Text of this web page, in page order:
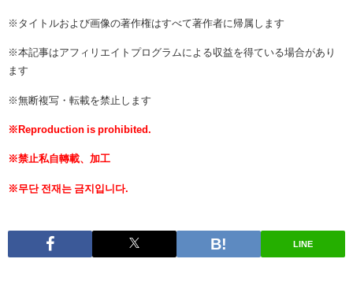
※タイトルおよび画像の著作権はすべて著作者に帰属します
※本記事はアフィリエイトプログラムによる収益を得ている場合があり
ます
※無断複写・転載を禁止します
※Reproduction is prohibited.
※禁止私自轉載、加工
※무단 전재는 금지입니다.
LINE